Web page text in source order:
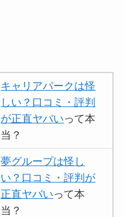
キャリアパークは怪
しい？口コミ・評判
が正直ヤバいって本
当？
夢グループは怪し
い？口コミ・評判が
正直ヤバいって本
当？